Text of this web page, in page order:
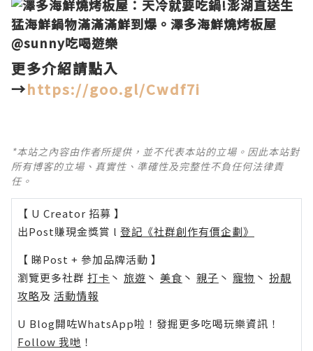
更多介紹請點入
→https://goo.gl/Cwdf7i
*本站之內容由作者所提供，並不代表本站的立場。因此本站對
所有博客的立場、真實性、準確性及完整性不負任何法律責
任。
【 U Creator 招募 】
出Post賺現金獎賞 l 登記《社群創作有價企劃》
【 睇Post + 參加品牌活動 】
瀏覽更多社群 打卡 丶 旅遊 丶 美食 丶 親子 丶 寵物 丶 扮靚
攻略及 活動情報
U Blog開咗WhatsApp啦！發掘更多吃喝玩樂資訊！
Follow 我哋 ！